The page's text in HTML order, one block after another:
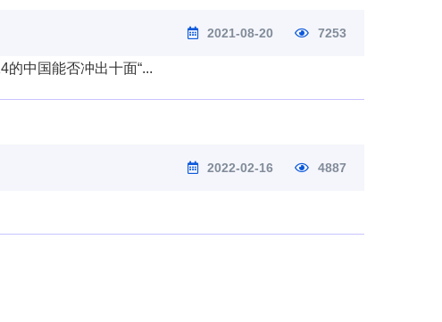
2021-08-20 7253
中国能否冲出十面“...
2022-02-16 4887